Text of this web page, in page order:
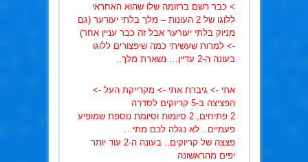
> כבר רשם ברזומה שלו שהוא האחראי
ללוגו של 2 העונות – מלך בלתי יעורער (גם
מניוק בלתי יעורער אבל זה כבר עניין אחר)
-> למרות שעשיתי כמה שיפצורים ללוגו
בעונה ה-2 עדיין… נשארת מלך..
אתי -> גיברת אתי -> מקרייקת העל ->
הפציצה ב-5 קריוקים לסדרה
2 פתיחים, 2 סיומות וסיומת נוספת שמופיע
פעמיים.. לא נגלה לכם מתי…
פצצה של קריוקים.. בעונה ה-2 עוד יותר
יפים מהראשונה